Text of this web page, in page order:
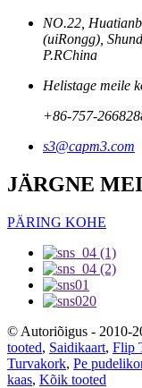
NO.22,
(uiRongg),
P.RChina
Helistage meile
+86-757-
s3@capm3.com
JÄRGNE
PÄRING KOHE
© Autoriõigus - 2010-
tooted, Saidikaart, Flip
Turvakork, Pe
kaas, Kõik tooted